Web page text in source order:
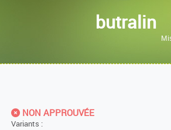
butralin
NON APPROUVÉE
Variants :